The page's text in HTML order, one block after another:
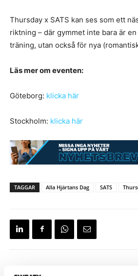
Thursday x SATS kan ses som ett
riktning – där gymmet inte bara är
träning, utan också för nya
Läs mer om eventen:
Göteborg: klicka här
Stockholm: klicka här
TAGGAR Alla Hjärtans Dag SATS